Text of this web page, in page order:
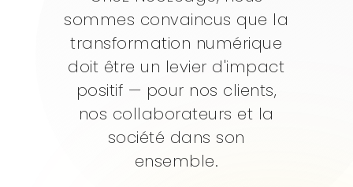
sommes convaincus que la
transformation numérique
doit être un levier d'impact
positif — pour nos clients,
nos collaborateurs et la
société dans son
ensemble.